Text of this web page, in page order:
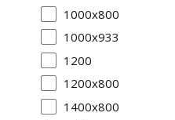
1000x800
1000x933
1200
1200x800
1400x800